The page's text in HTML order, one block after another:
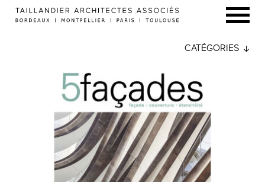
CATÉGORIES